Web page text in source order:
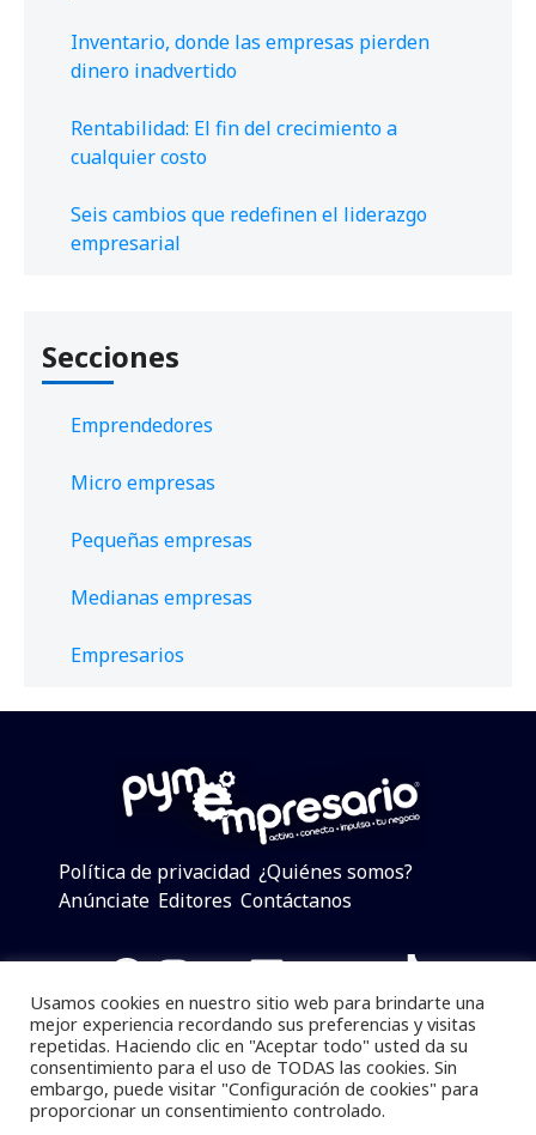
Inventario, donde las empresas pierden
dinero inadvertido
Rentabilidad: El fin del crecimiento a
cualquier costo
Seis cambios que redefinen el liderazgo
empresarial
Secciones
Emprendedores
Micro empresas
Pequeñas empresas
Medianas empresas
Empresarios
Política de privacidad ¿Quiénes somos?
Anúnciate Editores Contáctanos
Facebook
Instagram
Twitter
LinkedIn
Telegram
YouTube
TikTok
Pymempresario © 2025 Todos los derechos reservados.
Se prohibe el uso de la información total o parcial sin
Usamos cookies en nuestro sitio web para brindarte una
mejor experiencia recordando sus preferencias y visitas
repetidas. Haciendo clic en "Aceptar todo" usted da su
consentimiento para el uso de TODAS las cookies. Sin
embargo, puede visitar "Configuración de cookies" para
proporcionar un consentimiento controlado.